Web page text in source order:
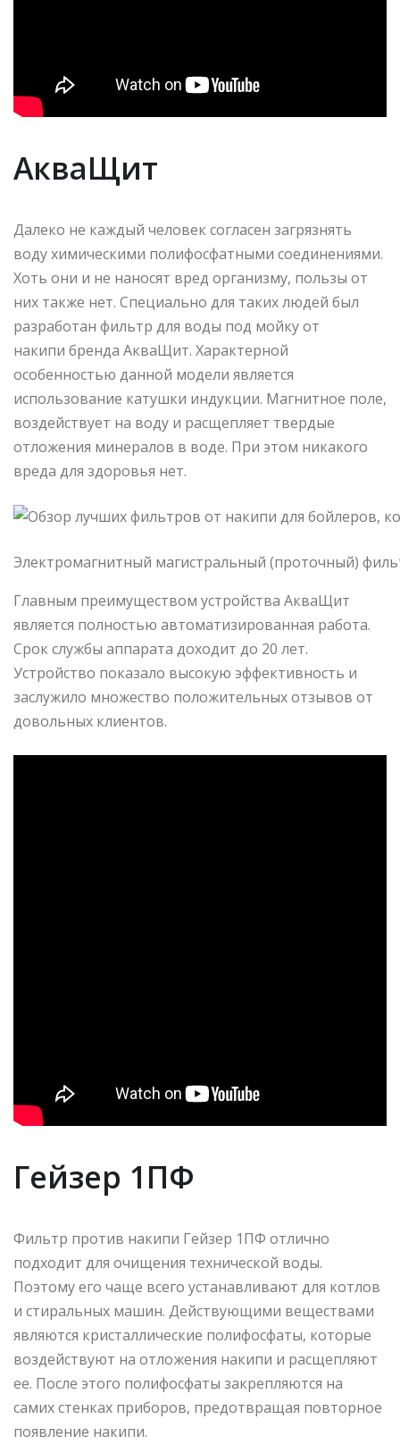
АкваЩит
Далеко не каждый человек согласен загрязнять
воду химическими полифосфатными соединениями.
Хоть они и не наносят вред организму, пользы от
них также нет. Специально для таких людей был
разработан фильтр для воды под мойку от
накипи бренда АкваЩит. Характерной
особенностью данной модели является
использование катушки индукции. Магнитное поле,
воздействует на воду и расщепляет твердые
отложения минералов в воде. При этом никакого
вреда для здоровья нет.
Электромагнитный магистральный (проточный)
Главным преимуществом устройства АкваЩит
является полностью автоматизированная работа.
Срок службы аппарата доходит до 20 лет.
Устройство показало высокую эффективность и
заслужило множество положительных отзывов от
довольных клиентов.
Гейзер 1ПФ
Фильтр против накипи Гейзер 1ПФ отлично
подходит для очищения технической воды.
Поэтому его чаще всего устанавливают для котлов
и стиральных машин. Действующими веществами
являются кристаллические полифосфаты, которые
воздействуют на отложения накипи и расщепляют
ее. После этого полифосфаты закрепляются на
самих стенках приборов, предотвращая повторное
появление накипи.